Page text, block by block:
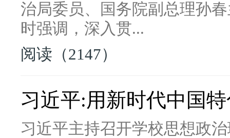
治局委员、国务院副总理孙
时强调，深入贯...
阅读（2147）
习近平:用新时代中国
习近平主持召开学校思想政